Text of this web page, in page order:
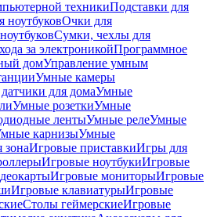
техникиПодставки для
ноутбуковОчки для
Сумки, чехлы для
за электроникойПрограммное
домУправление умным
Умные камеры
для домаУмные
Умные розеткиУмные
лентыУмные релеУмные
карнизыУмные
зонаИгровые приставкиИгры для
Игровые ноутбукиИгровые
Игровые мониторыИгровые
Игровые клавиатурыИгровые
Столы геймерскиеИгровые